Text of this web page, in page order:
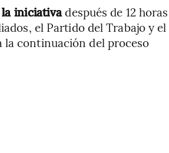
la iniciativadespués de 12 horas
el Partido del Trabajo y el
la continuación del proceso